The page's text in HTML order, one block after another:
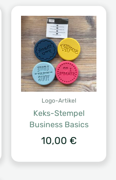
Logo-Artikel
Keks-Stempel
Business Basics
10,00 €